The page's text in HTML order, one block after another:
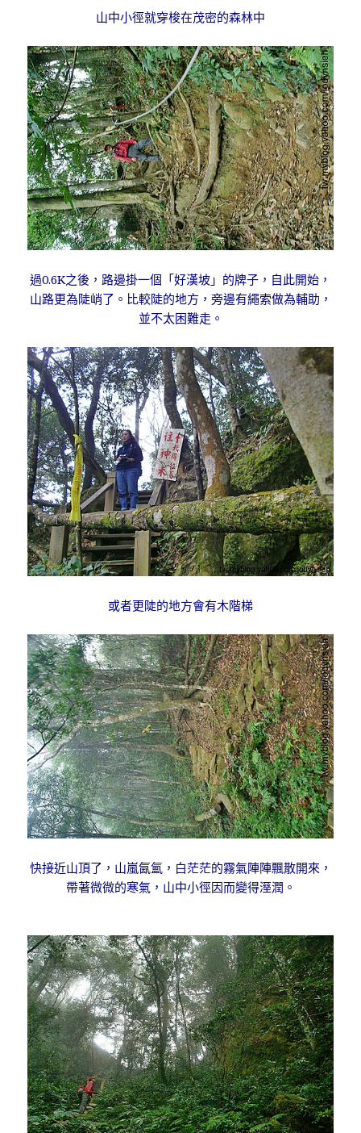
山中小徑就穿梭在茂密的森林中
過0.6K之後，路邊掛一個「好漢坡」的牌子，自此開始，
山路更為陡峭了。比較陡的地方，旁邊有繩索做為輔助，
並不太困難走。
或者更陡的地方會有木階梯
快接近山頂了，山嵐氤氳，白茫茫的霧氣陣陣飄散開來，
帶著微微的寒氣，山中小徑因而變得溼潤。